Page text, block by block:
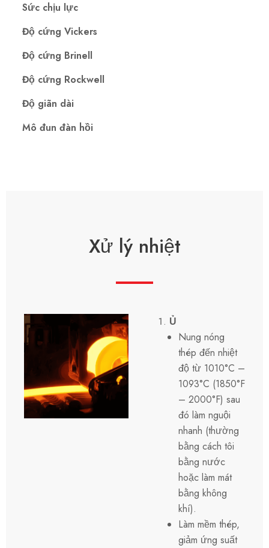
Sức chịu lực
Độ cứng Vickers
Độ cứng Brinell
Độ cứng Rockwell
Độ giãn dài
Mô đun đàn hồi
Xử lý nhiệt
Ủ
Nung nóng
thép đến nhiệt
độ từ 1010°C –
1093°C (1850°F
– 2000°F) sau
đó làm nguội
nhanh (thường
bằng cách tôi
bằng nước
hoặc làm mát
bằng không
khí).
Làm mềm thép,
giảm ứng suất